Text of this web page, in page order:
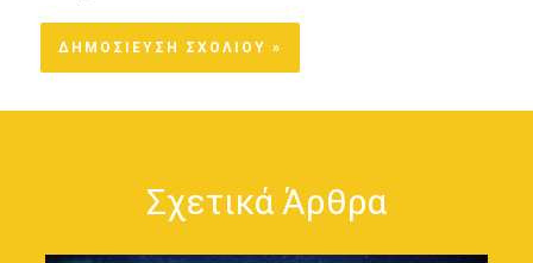
Σχετικά Άρθρα